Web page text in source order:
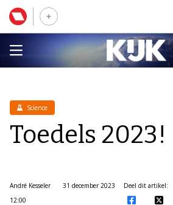
Science
Toedels 2023!
André Kesseler
31 december 2023
12:00
Deel dit artikel: